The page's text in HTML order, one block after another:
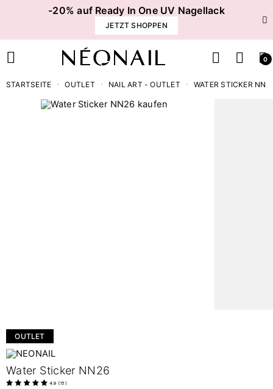
-20% auf Ready In One UV Nagellack
JETZT SHOPPEN
0
STARTSEITE OUTLET NAIL ART - OUTLET WATER STICKER
OUTLET
Water Sticker NN26
4.9 (15 )